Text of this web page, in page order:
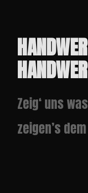
Zeig‘ uns
zeigen’s